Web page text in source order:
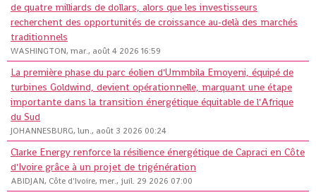
de quatre milliards de dollars, alors que les investisseurs
recherchent des opportunités de croissance au-delà des marchés
traditionnels
WASHINGTON, mar., août 4 2026 16:59
La première phase du parc éolien d'Ummbila Emoyeni, équipé de
turbines Goldwind, devient opérationnelle, marquant une étape
importante dans la transition énergétique équitable de l'Afrique
du Sud
JOHANNESBURG, lun., août 3 2026 00:24
Clarke Energy renforce la résilience énergétique de Capraci en Côte
d'Ivoire grâce à un projet de trigénération
ABIDJAN, Côte d'Ivoire, mer., juil. 29 2026 07:00